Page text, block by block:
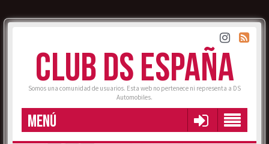
CLUB DS ESPAÑA
Somos una comunidad de usuarios. Esta web no pertenece ni representa a DS
Automobiles.
MENÚ